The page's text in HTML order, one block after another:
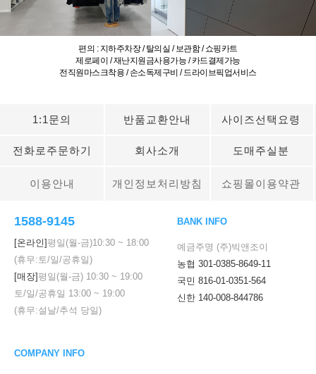
편의 : 지하주차장 / 탈의실 / 보관함 / 쇼핑카트
제로페이 / 재난지원금사용가능 / 카드결제가능
전직원마스크착용 / 손소독제구비 / 드라이브픽업서비스
1:1문의 반품교환안내 사이즈선택요령
전화로주문하기 회사소개 도매주실분
이용안내 개인정보처리방침 쇼핑몰이용약관
1588-9145
[온라인]평일(월-금)10:30 ~ 18:00
(휴무:토/일/공휴일)
[매장]평일(월-금) 10:30 ~ 19:00
토/일/공휴일 13:00 ~ 19:00
(휴무:설날/추석 당일)
BANK INFO
예금주명 (주)빅앤조이
농협 301-0385-8649-11
국민 816-01-0351-564
신한 140-008-844786
COMPANY INFO